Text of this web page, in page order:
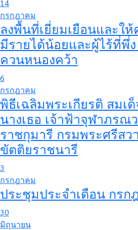
14
กรกฎาคม
ลงพื้นที่เยี่ยมเยือนและใ
มีรายได้น้อยและผู้ไร้ที่พึ่
ควนหนองคว้า
6
กรกฎาคม
พิธีเฉลิมพระเกียรติ สมเ
นางเธอ เจ้าฟ้าจุฬาภร
ราชกุมารี กรมพระศรีสว
ขัตติยราชนารี
3
กรกฎาคม
ประชุมประจำเดือน กรก
30
มิถุนายน